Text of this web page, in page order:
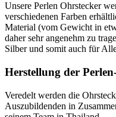
Unsere Perlen Ohrstecker
verschiedenen Farben
Material (vom Gewicht in
daher sehr angenehm zu
Silber und somit auch für
Herstellung der
Veredelt werden die
Auszubildenden in